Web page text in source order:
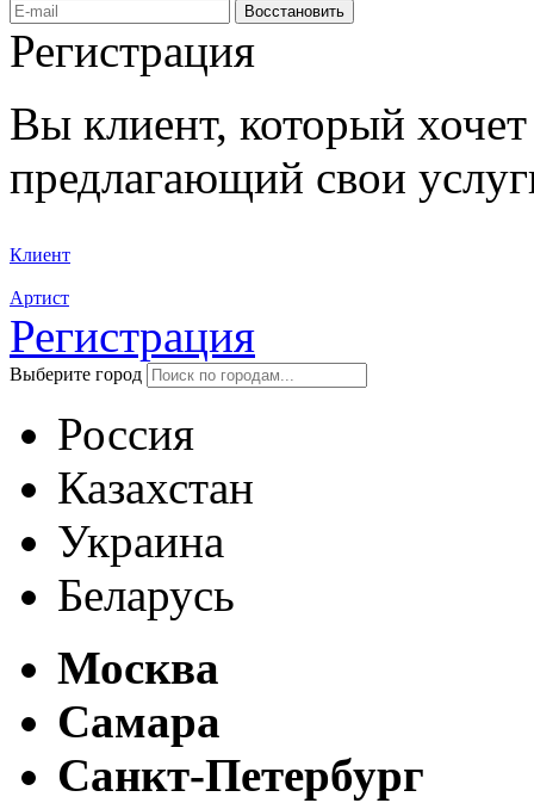
Восстановить
Регистрация
Вы клиент, который хочет
предлагающий свои
Клиент
Артист
Регистрация
Выберите город
Россия
Казахстан
Украина
Беларусь
Москва
Самара
Санкт-Петербург